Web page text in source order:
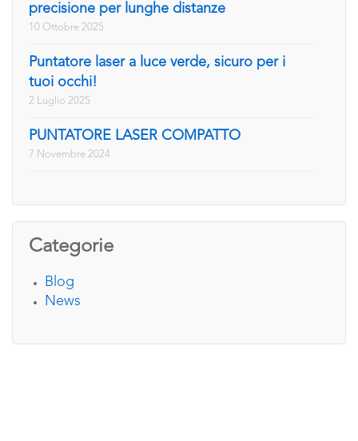
precisione per lunghe distanze
10 Ottobre 2025
Puntatore laser a luce verde, sicuro per i
tuoi occhi!
2 Luglio 2025
PUNTATORE LASER COMPATTO
7 Novembre 2024
Categorie
Blog
News